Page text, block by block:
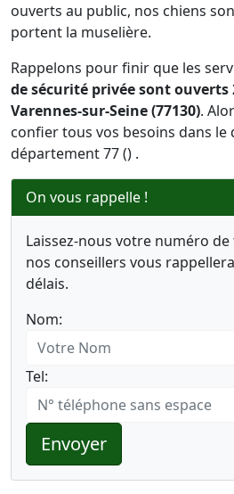
ouverts au public, nos chiens
portent la muselière.
Rappelons pour finir que les
de sécurité privée sont ouverts
Varennes-sur-Seine (77130).
confier tous vos besoins dans le
département 77 () .
On vous rappelle !
Laissez-nous votre numéro
nos conseillers vous
délais.
Nom:
Tel:
Envoyer